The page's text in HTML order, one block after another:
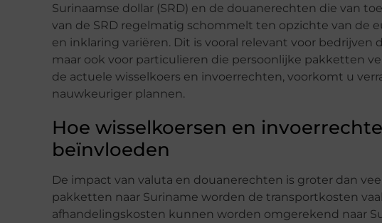
Surinaamse dollar (SRD) en de douanerechten die van
van de SRD regelmatig schommelt ten opzichte van de
en inklaring variëren. Dit is vooral relevant voor
maar ook voor particulieren die persoonlijke pakketten
de actuele wisselkoers en invoerrechten, voorkomt u
nauwkeuriger plannen.
Hoe wisselkoersen en
beïnvloeden
De impact van valuta en douanerechten is groter dan
pakketten naar Suriname worden de transportkosten
afhandelingskosten kunnen worden omgerekend naar